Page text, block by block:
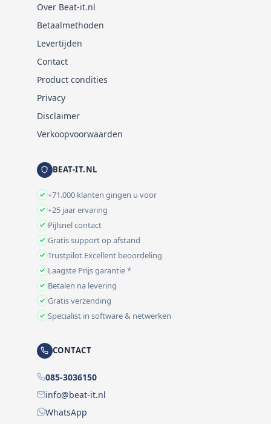
Over Beat-it.nl
Betaalmethoden
Levertijden
Contact
Product condities
Privacy
Disclaimer
Verkoopvoorwaarden
BEAT-IT.NL
+71.000 klanten gingen u voor
+25 jaar ervaring
Pijlsnel contact
Gratis support op afstand
Trustpilot Excellent beoordeling
Laagste Prijs garantie *
Betalen na levering
Gratis verzending
Specialist in software & netwerken
CONTACT
085-3036150
info@beat-it.nl
WhatsApp